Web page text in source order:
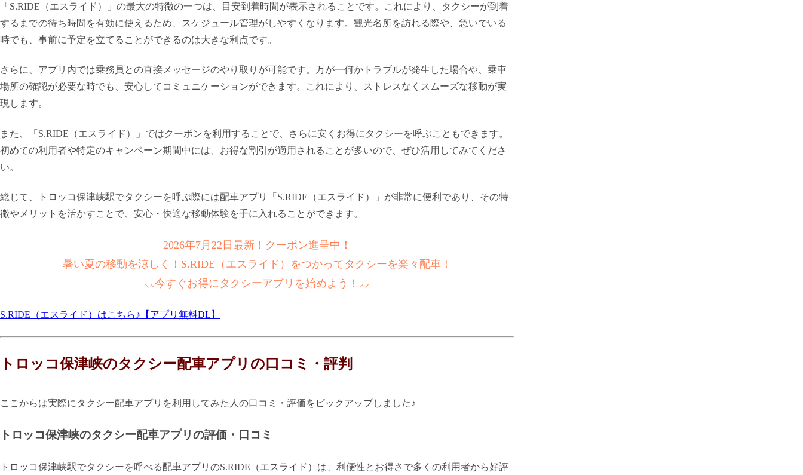
「S.RIDE（エスライド）」の最大の特徴の一つは、目安到着時間が表示されることです。これにより、タクシーが到着
するまでの待ち時間を有効に使えるため、スケジュール管理がしやすくなります。観光名所を訪れる際や、急いでいる
時でも、事前に予定を立てることができるのは大きな利点です。
さらに、アプリ内では乗務員との直接メッセージのやり取りが可能です。万が一何かトラブルが発生した場合や、乗車
場所の確認が必要な時でも、安心してコミュニケーションができます。これにより、ストレスなくスムーズな移動が実
現します。
また、「S.RIDE（エスライド）」ではクーポンを利用することで、さらに安くお得にタクシーを呼ぶこともできます。
初めての利用者や特定のキャンペーン期間中には、お得な割引が適用されることが多いので、ぜひ活用してみてくださ
い。
総じて、トロッコ保津峡駅でタクシーを呼ぶ際には配車アプリ「S.RIDE（エスライド）」が非常に便利であり、その特
徴やメリットを活かすことで、安心・快適な移動体験を手に入れることができます。
2026年7月22日最新！クーポン進呈中！
暑い夏の移動を涼しく！S.RIDE（エスライド）をつかってタクシーを楽々配車！
⸜⸜今すぐお得にタクシーアプリを始めよう！⸝⸝
S.RIDE（エスライド）はこちら♪【アプリ無料DL】
トロッコ保津峡のタクシー配車アプリの口コミ・評判
ここからは実際にタクシー配車アプリを利用してみた人の口コミ・評価をピックアップしました♪
トロッコ保津峡のタクシー配車アプリの評価・口コミ
トロッコ保津峡駅でタクシーを呼べる配車アプリのS.RIDE（エスライド）は、利便性とお得さで多くの利用者から好評